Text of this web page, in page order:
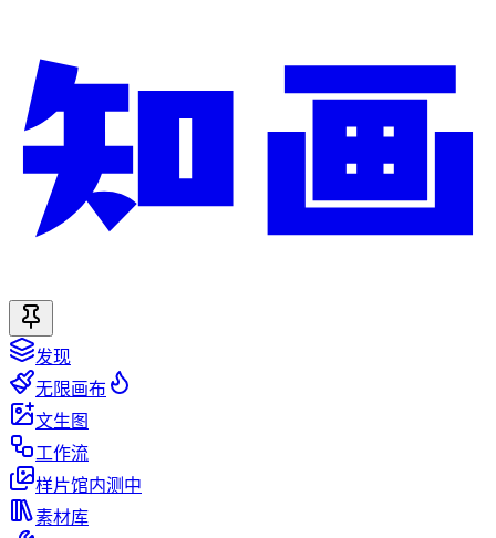
发现
无限画布
文生图
工作流
样片馆内测中
素材库